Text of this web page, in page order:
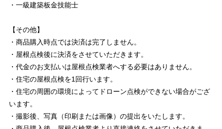
・一級建築板金技能士
【その他】
・商品購入時点では決済は完了しません。
・屋根点検後に決済をさせていただきます。
・代金のお支払いは屋根点検業者へする必要はありません。
・住宅の屋根点検を1回行います。
・住宅の周囲の環境によってドローン点検ができない場合がござ
います。
・撮影後、写真（印刷または画像）の提出をいたします。